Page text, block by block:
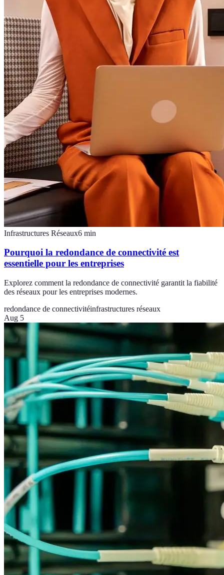
Infrastructures Réseaux6 min
Pourquoi la redondance de connectivité est
essentielle pour les entreprises
Explorez comment la redondance de connectivité garantit la fiabilité
des réseaux pour les entreprises modernes.
redondance de connectivitéinfrastructures réseaux
Aug 5